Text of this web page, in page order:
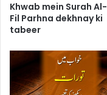
Khwab mein Surah Al-
Fil Parhna dekhnay ki
tabeer